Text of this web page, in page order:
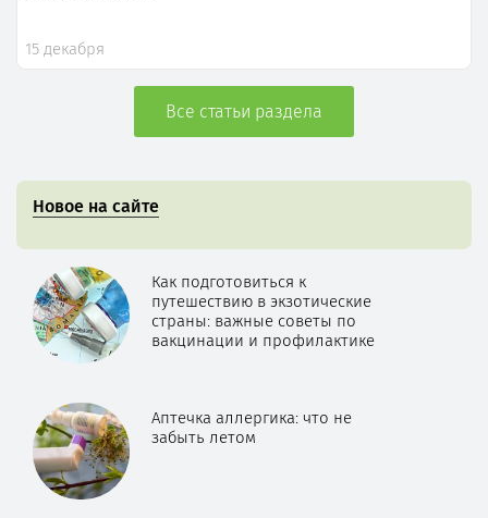
15 декабря
Все статьи раздела
Новое на сайте
Как подготовиться к
путешествию в экзотические
страны: важные советы по
вакцинации и профилактике
Аптечка аллергика: что не
забыть летом